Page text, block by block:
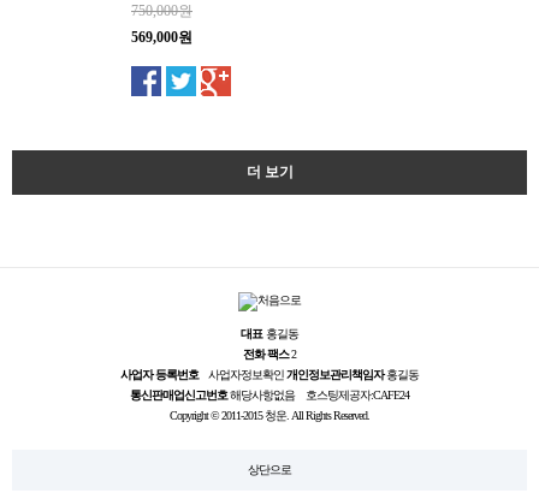
750,000원
569,000원
더 보기
대표 홍길동
전화팩스2
사업자 등록번호
사업자정보확인개인정보관리책임자홍길동
통신판매업신고번호해당사항없음호스팅제공자:CAFE24
Copyright © 2011-2015 청운. All Rights Reserved.
상단으로